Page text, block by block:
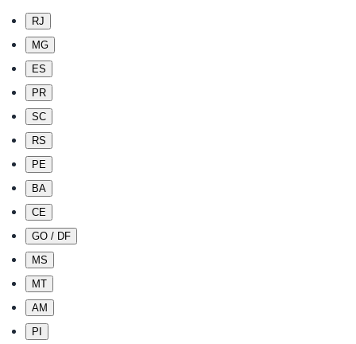
RJ
MG
ES
PR
SC
RS
PE
BA
CE
GO / DF
MS
MT
AM
PI